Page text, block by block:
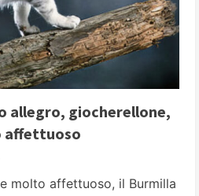
allegro, giocherellone,
affettuoso
molto affettuoso, il Burmilla